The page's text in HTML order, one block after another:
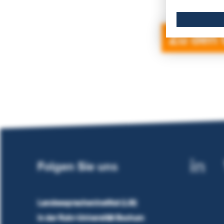
Zu
Folgen Sie uns
Landesspracheninstitut (LSI)
in der Ruhr-Universität Bochum